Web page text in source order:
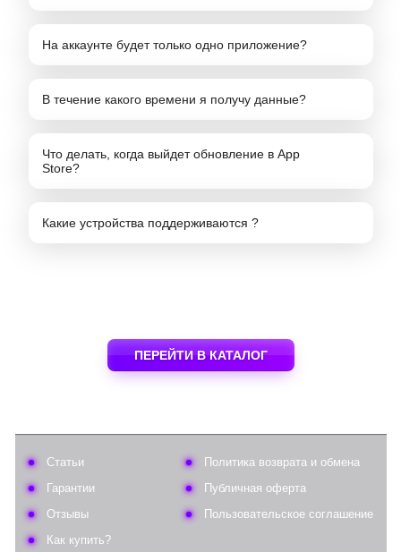
На аккаунте будет только одно приложение?
В течение какого времени я получу данные?
Что делать, когда выйдет обновление в App
Store?
Какие устройства поддерживаются ?
ПЕРЕЙТИ В КАТАЛОГ
Статьи
Гарантии
Отзывы
Как купить?
Политика возврата и обмена
Публичная оферта
Пользовательское соглашение